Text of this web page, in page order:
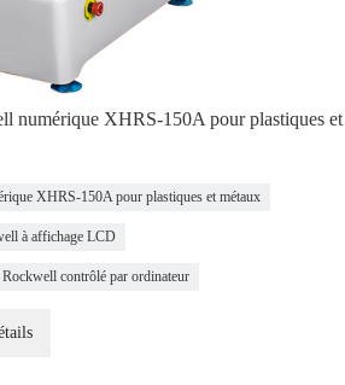
numérique XHRS-150A pour plastiques et
XHRS-150A pour plastiques et métaux
à affichage LCD
Rockwell contrôlé par ordinateur